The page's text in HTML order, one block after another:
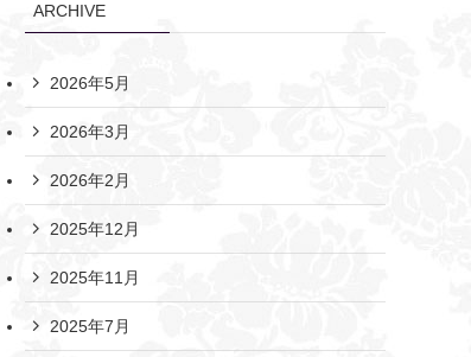
ARCHIVE
2026年5月
2026年3月
2026年2月
2025年12月
2025年11月
2025年7月